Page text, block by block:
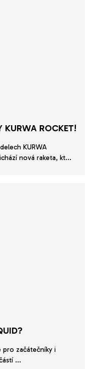
KURWA ROCKET!
KURWA
nová raketa, kt...
pro začátečníky i
...